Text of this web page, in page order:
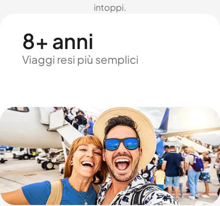
intoppi.
8+ anni
Viaggi resi più semplici